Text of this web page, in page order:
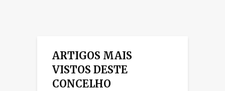
ARTIGOS MAIS
VISTOS DESTE
CONCELHO